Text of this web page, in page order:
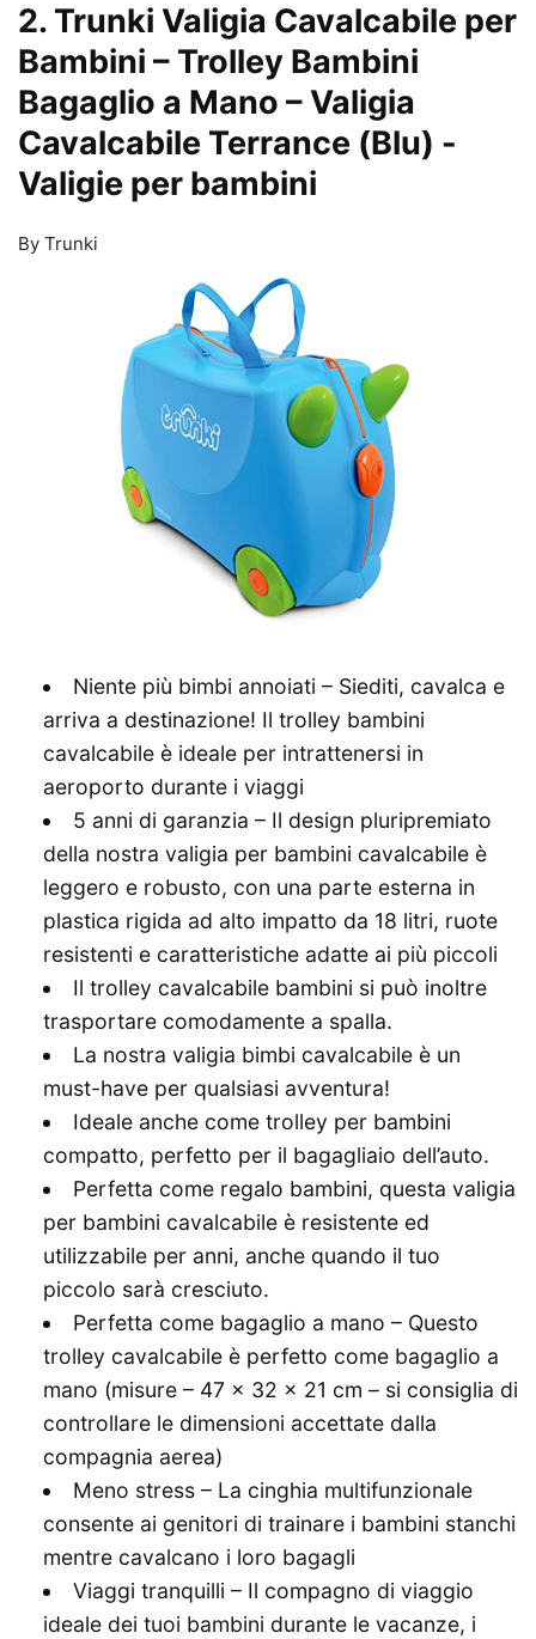
2. Trunki Valigia Cavalcabile per
Bambini – Trolley Bambini
Bagaglio a Mano – Valigia
Cavalcabile Terrance (Blu) -
Valigie per bambini
By Trunki
Niente più bimbi annoiati – Siediti, cavalca e
arriva a destinazione! Il trolley bambini
cavalcabile è ideale per intrattenersi in
aeroporto durante i viaggi
5 anni di garanzia – Il design pluripremiato
della nostra valigia per bambini cavalcabile è
leggero e robusto, con una parte esterna in
plastica rigida ad alto impatto da 18 litri, ruote
resistenti e caratteristiche adatte ai più piccoli
Il trolley cavalcabile bambini si può inoltre
trasportare comodamente a spalla.
La nostra valigia bimbi cavalcabile è un
must-have per qualsiasi avventura!
Ideale anche come trolley per bambini
compatto, perfetto per il bagagliaio dell’auto.
Perfetta come regalo bambini, questa valigia
per bambini cavalcabile è resistente ed
utilizzabile per anni, anche quando il tuo
piccolo sarà cresciuto.
Perfetta come bagaglio a mano – Questo
trolley cavalcabile è perfetto come bagaglio a
mano (misure – 47 x 32 x 21 cm – si consiglia di
controllare le dimensioni accettate dalla
compagnia aerea)
Meno stress – La cinghia multifunzionale
consente ai genitori di trainare i bambini stanchi
mentre cavalcano i loro bagagli
Viaggi tranquilli – Il compagno di viaggio
ideale dei tuoi bambini durante le vacanze, i